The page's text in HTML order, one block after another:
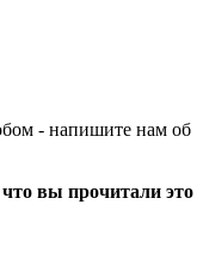
- напишите нам об
вы прочитали это